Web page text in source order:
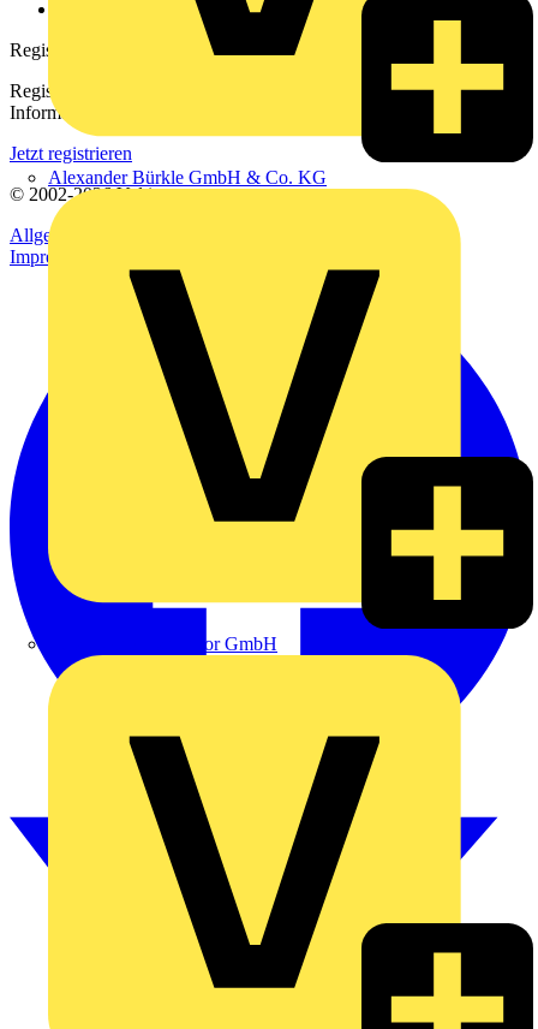
Alexander Bürkle GmbH & Co. KG
eldis electro distributor GmbH
Registrierung
Registrieren Sie sich kostenlos und erhalten Sie stets aktuelle
Informationen aus der Elektroindustrie.
Jetzt registrieren
© 2002-2026Voltimum
Allgemeine Geschäftsbedingungen
Impressum